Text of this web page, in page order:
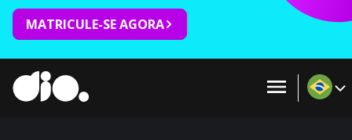
MATRICULE-SE AGORA